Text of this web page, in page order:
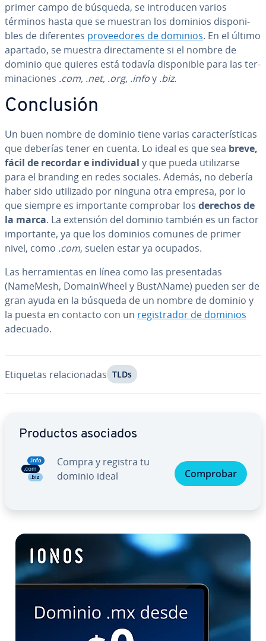
primer campo de búsqueda, se in­tro­du­cen varios
términos hasta que se muestran los dominios di­s­po­ni­
bles de di­fe­re­n­tes pro­vee­do­res de dominios. En el último
apartado, se muestra di­re­c­ta­me­n­te si el nombre de
dominio que quieres está todavía di­s­po­ni­ble para las te­r­
mi­na­cio­nes .com, .net, .org, .infoy .biz.
Co­n­clu­sión
Un buen nombre de dominio tiene varias ca­ra­c­te­rí­s­ti­cas
que deberías tener en cuenta. Lo ideal es que sea breve,
fácil de recordar e in­di­vi­dual y que pueda uti­li­zar­se
para el branding en redes sociales. Además, no debería
haber sido utilizado por ninguna otra empresa, por lo
que siempre es im­po­r­ta­n­te comprobar los derechos de
la marca. La extensión del dominio también es un factor
im­po­r­ta­n­te, ya que los dominios comunes de primer
nivel, como .com, suelen estar ya ocupados.
Las he­rra­mie­n­tas en línea como las pre­se­n­ta­das
(NameMesh, Do­mai­n­Wheel y BustAName) pueden ser de
gran ayuda en la búsqueda de un nombre de dominio y
la puesta en contacto con un re­gi­s­tra­dor de dominios
adecuado.
Etiquetas re­la­cio­na­das TLDs
Productos asociados
Compra y registra tu
dominio ideal
Comprobar